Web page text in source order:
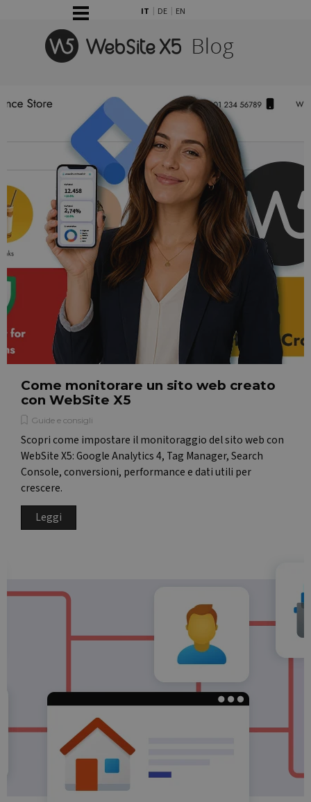
IT DE EN
Salta menù
Come monitorare un sito web creato
con WebSite X5
Guide e consigli
Scopri come impostare il monitoraggio del sito web con
WebSite X5: Google Analytics 4, Tag Manager, Search
Console, conversioni, performance e dati utili per
crescere.
Leggi